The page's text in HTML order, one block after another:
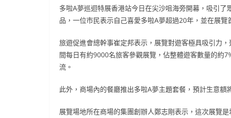
多啦A夢巡迴特展香港站今日在尖沙咀海旁開幕，吸引
品，一位市民表示自己喜愛多啦A夢超過20年，並在展
旅遊促進會總幹事崔定邦表示，展覽對遊客極具吸引力
間每日有約9000名旅客參觀展覽，佔整體遊客數量的約
流。
此外，商場內的餐廳推出多啦A夢主題套餐，預計生意額
展覽場地所在商場的集團創辦人鄭志剛表示，這次展覽